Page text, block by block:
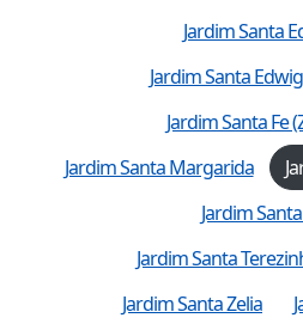
Jardim Santa
Jardim Santa
Jardim Santa Fe
Jardim Santa Margarida
Jardim
Jardim Santa
Jardim Santa Zelia